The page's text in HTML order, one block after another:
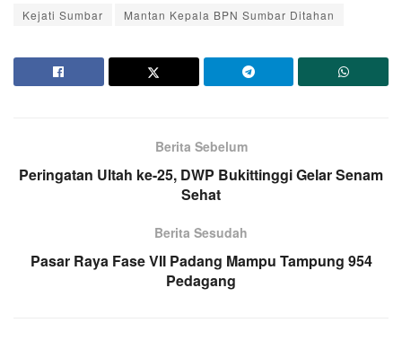
Kejati Sumbar Mantan Kepala BPN Sumbar Ditahan
Berita Sebelum
Peringatan Ultah ke-25, DWP Bukittinggi Gelar Senam
Sehat
Berita Sesudah
Pasar Raya Fase VII Padang Mampu Tampung 954
Pedagang